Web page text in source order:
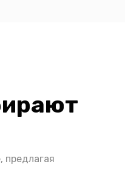
предлагая